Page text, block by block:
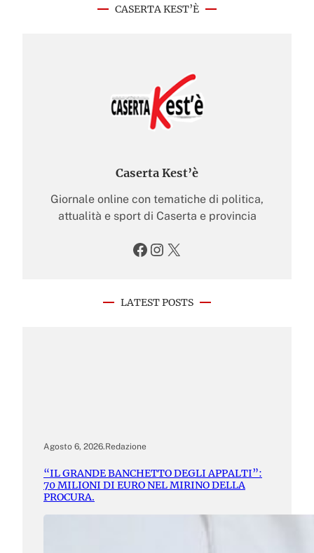
CASERTA KEST’È
Caserta Kest’è
Giornale online con tematiche di politica,
attualità e sport di Caserta e provincia
Facebook Instagram X
LATEST POSTS
Agosto 6, 2026.Redazione
“IL GRANDE BANCHETTO DEGLI APPALTI”:
70 MILIONI DI EURO NEL MIRINO DELLA
PROCURA.